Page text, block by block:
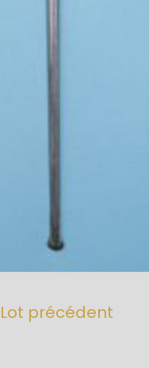
Lot précédent